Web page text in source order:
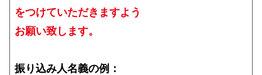
をつけていただきますよう
お願い致します。
振り込み人名義の例：